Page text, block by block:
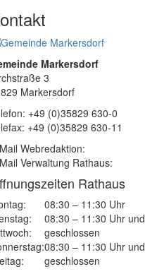
Markersdorf
3
Markersdorf
+49 (0)35829 630-0
+49 (0)35829 630-11
Webredaktion:
Verwaltung Rathaus:
Rathaus
08:30 – 11:30 Uhr
08:30 – 11:30 Uhr
geschlossen
08:30 – 11:30 Uhr
geschlossen